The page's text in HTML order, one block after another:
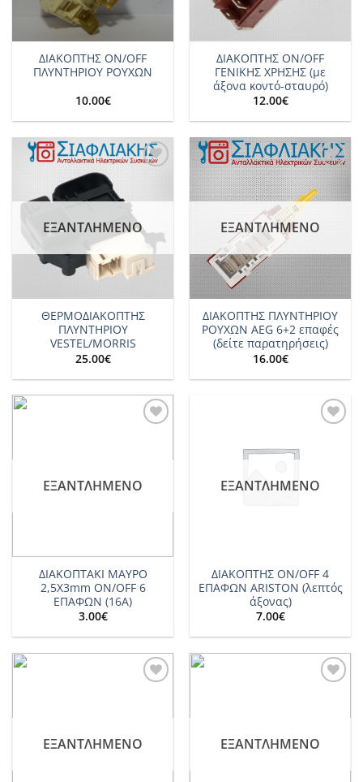
ΔΙΑΚΟΠΤΗΣ ΟΝ/ΟFF
ΠΛΥΝΤΗΡΙΟΥ ΡΟΥΧΩΝ
10.00€
ΔΙΑΚΟΠΤΗΣ ON/OFF
ΓΕΝΙΚΗΣ ΧΡΗΣΗΣ (με
άξονα κοντό-σταυρό)
12.00€
wishlist
ΕΞΑΝΤΛΗΜΈΝΟ
ΘΕΡΜΟΔΙΑΚΟΠΤΗΣ
ΠΛΥΝΤΗΡΙΟY
VESTEL/MORRIS
25.00€
Add to
wishlist
ΕΞΑΝΤΛΗΜΈΝΟ
ΔΙΑΚΟΠΤΗΣ ΠΛΥΝΤΗΡΙΟΥ
ΡΟΥΧΩΝ AEG 6+2 επαφές
(δείτε παρατηρήσεις)
16.00€
ΕΞΑΝΤΛΗΜΈΝΟ
ΔΙΑΚΟΠΤΑΚΙ ΜΑΥΡΟ
2,5Χ3mm ON/OFF 6
ΕΠΑΦΩΝ (16Α)
3.00€
ΕΞΑΝΤΛΗΜΈΝΟ
ΔΙΑΚΟΠΤΗΣ ON/OFF 4
ΕΠΑΦΩΝ ARISTON (λεπτός
άξονας)
7.00€
ΕΞΑΝΤΛΗΜΈΝΟ ΕΞΑΝΤΛΗΜΈΝΟ